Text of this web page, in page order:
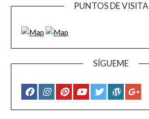
PUNTOS DE VISITA
SÍGUEME